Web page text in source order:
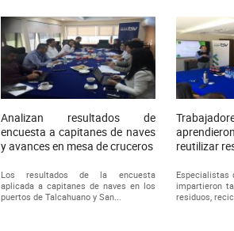
Analizan resultados de
encuesta a capitanes de naves
y avances en mesa de cruceros
Los resultados de la encuesta
aplicada a capitanes de naves en los
puertos de Talcahuano y San...
reutilizar
Especialistas
impartieron
residuos,